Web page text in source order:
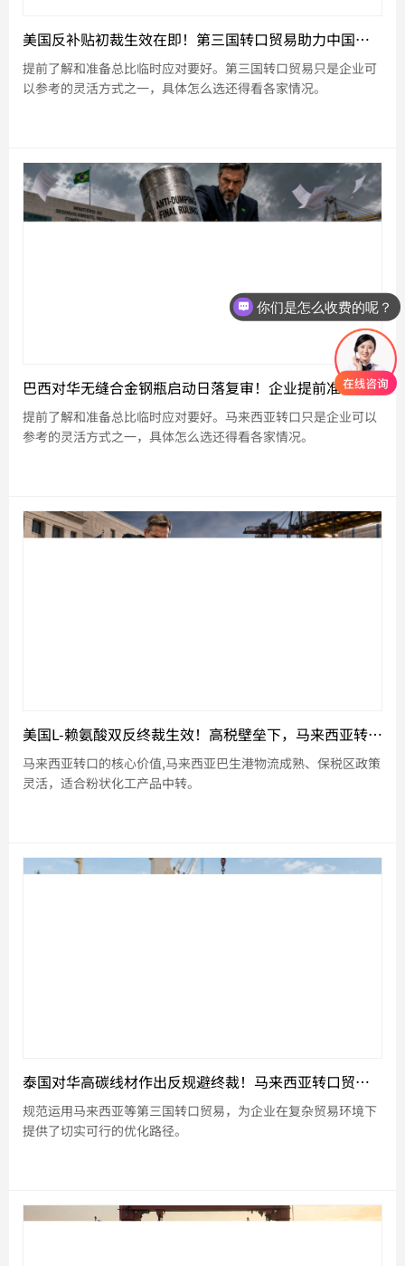
美国反补贴初裁生效在即！第三国转口贸易助力中国大直径石墨电极企业应对挑战
提前了解和准备总比临时应对要好。第三国转口贸易只是企业可
以参考的灵活方式之一，具体怎么选还得看各家情况。
巴西对华无缝合金钢瓶启动日落复审！企业提前准备马来西亚转口的合规路径
提前了解和准备总比临时应对要好。马来西亚转口只是企业可以
参考的灵活方式之一，具体怎么选还得看各家情况。
美国L-赖氨酸双反终裁生效！高税壁垒下，马来西亚转口能否稳住市场份额？
马来西亚转口的核心价值,马来西亚巴生港物流成熟、保税区政策
灵活，适合粉状化工产品中转。
泰国对华高碳线材作出反规避终裁！马来西亚转口贸易助力企业合规优化出口
规范运用马来西亚等第三国转口贸易，为企业在复杂贸易环境下
提供了切实可行的优化路径。
你们是怎么收费的呢？